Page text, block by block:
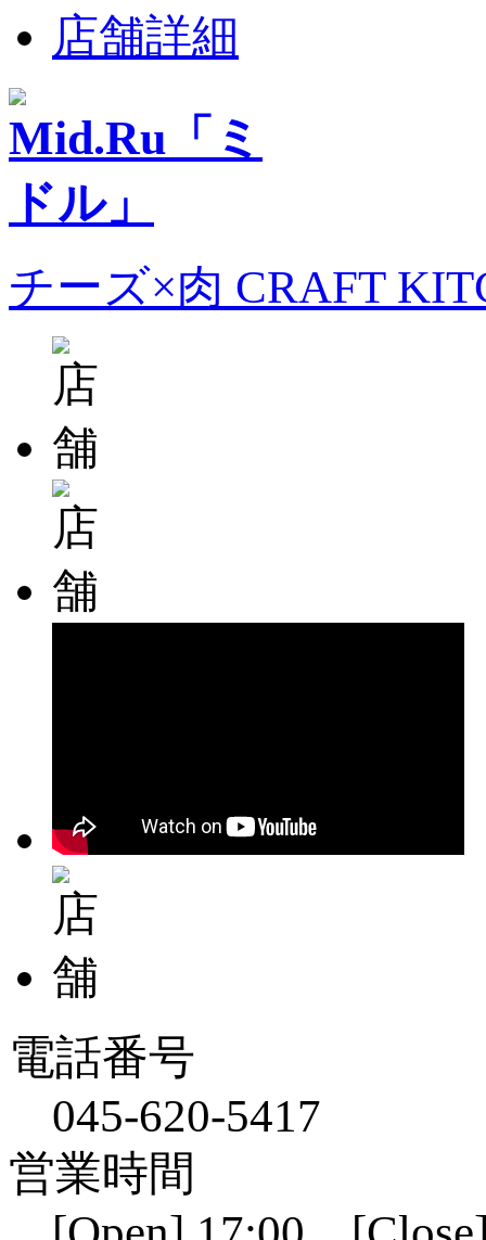
店舗詳細
チーズ×肉 CRAFT
電話番号
045-620-5417
営業時間